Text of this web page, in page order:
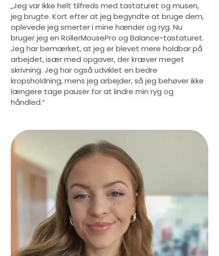
„Jeg var ikke helt tilfreds med tastaturet og musen,
jeg brugte. Kort efter at jeg begyndte at bruge dem,
oplevede jeg smerter i mine hænder og ryg. Nu
bruger jeg en RollerMousePro og Balance-tastaturet.
Jeg har bemærket, at jeg er blevet mere holdbar på
arbejdet, især med opgaver, der kræver meget
skrivning. Jeg har også udviklet en bedre
kropsholdning, mens jeg arbejder, så jeg behøver ikke
længere tage pauser for at lindre min ryg og
håndled.“